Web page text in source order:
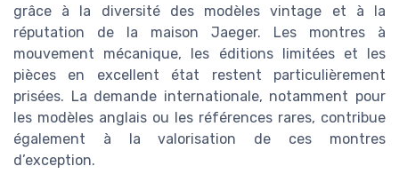
grâce à la diversité des modèles vintage et à la
réputation de la maison Jaeger. Les montres à
mouvement mécanique, les éditions limitées et les
pièces en excellent état restent particulièrement
prisées. La demande internationale, notamment pour
les modèles anglais ou les références rares, contribue
également à la valorisation de ces montres
d’exception.